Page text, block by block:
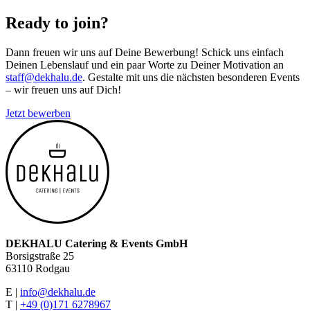
Ready to join?
Dann freuen wir uns auf Deine Bewerbung! Schick uns einfach
Deinen Lebenslauf und ein paar Worte zu Deiner Motivation an
staff@dekhalu.de. Gestalte mit uns die nächsten besonderen Events
– wir freuen uns auf Dich!
Jetzt bewerben
DEKHALU Catering & Events GmbH
Borsigstraße 25
63110 Rodgau
E | info@dekhalu.de
T | +49 (0)171 6278967